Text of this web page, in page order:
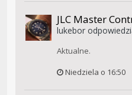
JLC Master
lukebor
Aktualne.
Niedziela o 16:50